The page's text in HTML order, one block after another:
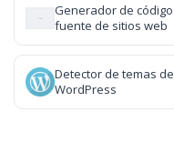
Generador de código
fuente de sitios web
Detector de temas de
WordPress